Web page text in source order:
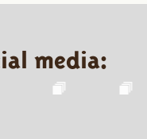
media: